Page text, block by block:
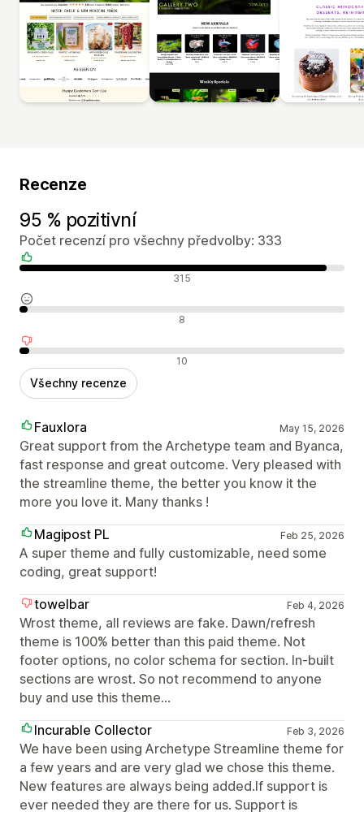
Recenze
95 % pozitivní
Počet recenzí pro všechny předvolby: 333
Pozitivní recenze 315
Neutrální recenze 8
Negativní recenze 10
Všechny recenze
Fauxlora May 15, 2026
Great support from the Archetype team and Byanca,
fast response and great outcome. Very pleased with
the streamline theme, the better you know it the
more you love it. Many thanks !
Magipost PL
Feb 25, 2026
A super theme and fully customizable, need some
coding, great support!
towelbar
Feb 4, 2026
Wrost theme, all reviews are fake. Dawn/refresh
theme is 100% better than this paid theme. Not
footer options, no color schema for section. In-built
sections are wrost. So not recommend to anyone
buy and use this theme...
Incurable Collector
Feb 3, 2026
We have been using Archetype Streamline theme for
a few years and are very glad we chose this theme.
New features are always being added.If support is
ever needed they are there for us. Support is